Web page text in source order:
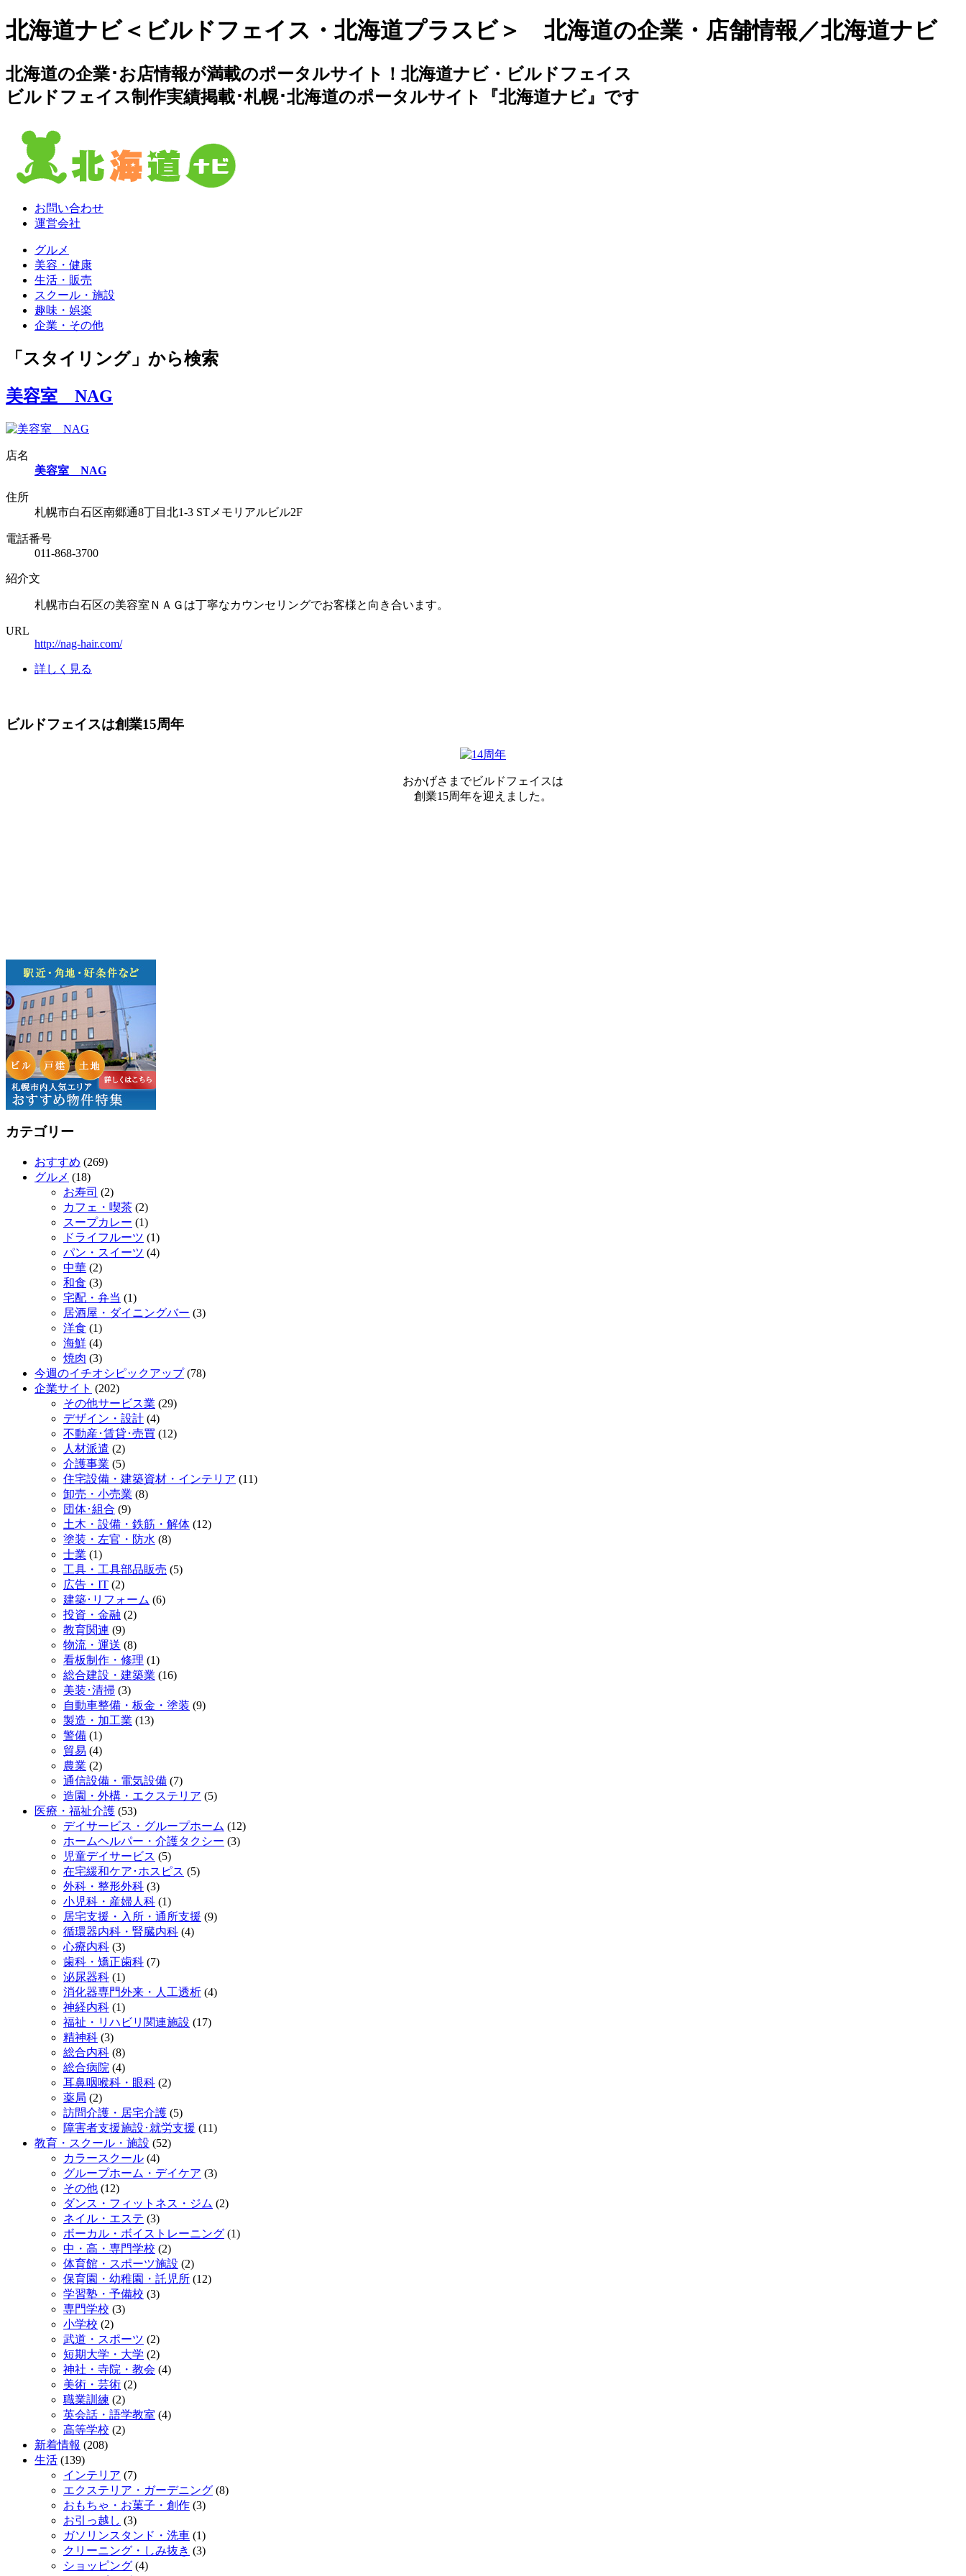
北海道ナビ＜ビルドフェイス・北海道プラスビ＞ 北海道の企業・店舗情報／北海道ナビ
北海道の企業･お店情報が満載のポータルサイト！北海道ナビ・ビルドフェイス
ビルドフェイス制作実績掲載･札幌･北海道のポータルサイト『北海道ナビ』です
お問い合わせ
運営会社
グルメ
美容・健康
生活・販売
スクール・施設
趣味・娯楽
企業・その他
「スタイリング」から検索
美容室 NAG
店名
美容室 NAG
住所
札幌市白石区南郷通8丁目北1-3 STメモリアルビル2F
電話番号
011-868-3700
紹介文
札幌市白石区の美容室ＮＡＧは丁寧なカウンセリングでお客様と向き合います。
URL
http://nag-hair.com/
詳しく見る
ビルドフェイスは創業15周年
おかげさまでビルドフェイスは
創業15周年を迎えました。
カテゴリー
おすすめ (269)
グルメ (18)
お寿司 (2)
カフェ・喫茶 (2)
スープカレー (1)
ドライフルーツ (1)
パン・スイーツ (4)
中華 (2)
和食 (3)
宅配・弁当 (1)
居酒屋・ダイニングバー (3)
洋食 (1)
海鮮 (4)
焼肉 (3)
今週のイチオシピックアップ(78)
企業サイト (202)
その他サービス業 (29)
デザイン・設計 (4)
不動産･賃貸･売買 (12)
人材派遣 (2)
介護事業 (5)
住宅設備・建築資材・インテリア (11)
卸売・小売業 (8)
団体･組合 (9)
土木・設備・鉄筋・解体 (12)
塗装・左官・防水 (8)
士業 (1)
工具・工具部品販売 (5)
広告・IT (2)
建築･リフォーム (6)
投資・金融 (2)
教育関連 (9)
物流・運送 (8)
看板制作・修理 (1)
総合建設・建築業 (16)
美装･清掃 (3)
自動車整備・板金・塗装 (9)
製造・加工業 (13)
警備 (1)
貿易 (4)
農業 (2)
通信設備・電気設備 (7)
造園・外構・エクステリア (5)
医療・福祉介護 (53)
デイサービス・グループホーム (12)
ホームヘルパー・介護タクシー (3)
児童デイサービス (5)
在宅緩和ケア･ホスピス (5)
外科・整形外科 (3)
小児科・産婦人科 (1)
居宅支援・入所・通所支援 (9)
循環器内科・腎臓内科 (4)
心療内科 (3)
歯科・矯正歯科 (7)
泌尿器科 (1)
消化器専門外来・人工透析 (4)
神経内科 (1)
福祉・リハビリ関連施設 (17)
精神科 (3)
総合内科 (8)
総合病院 (4)
耳鼻咽喉科・眼科 (2)
薬局 (2)
訪問介護・居宅介護 (5)
障害者支援施設･就労支援 (11)
教育・スクール・施設 (52)
カラースクール (4)
グループホーム・デイケア (3)
その他 (12)
ダンス・フィットネス・ジム (2)
ネイル・エステ (3)
ボーカル・ボイストレーニング (1)
中・高・専門学校 (2)
体育館・スポーツ施設 (2)
保育園・幼稚園・託児所 (12)
学習塾・予備校 (3)
専門学校 (3)
小学校 (2)
武道・スポーツ (2)
短期大学・大学 (2)
神社・寺院・教会 (4)
美術・芸術 (2)
職業訓練 (2)
英会話・語学教室 (4)
高等学校 (2)
新着情報 (208)
生活 (139)
インテリア (7)
エクステリア・ガーデニング (8)
おもちゃ・お菓子・創作 (3)
お引っ越し (3)
ガソリンスタンド・洗車 (1)
クリーニング・しみ抜き (3)
ショッピング (4)